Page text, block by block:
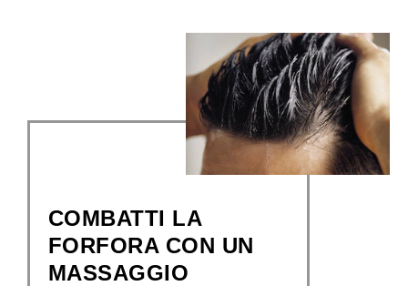
COMBATTI LA
FORFORA CON UN
MASSAGGIO